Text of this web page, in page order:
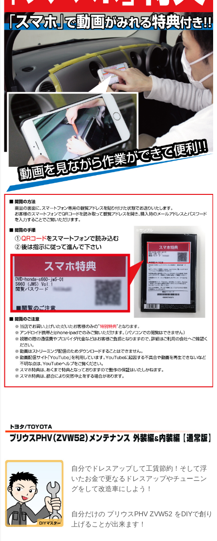
自分でドレスアップして工賃節約！そして浮
いたお金で更なるドレスアップやチューニン
グをして改造車にしよう！
自分だけの プリウスPHV ZVW52 をDIYで創り
上げることが出来ます！